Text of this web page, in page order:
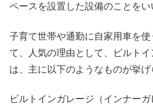
ペースを設置した設備のことをい
子育て世帯や通勤に自家用車を
て、
人気の理由として、ビルト
は、主に以下のようなものが挙げ
ビルトインガレージ（インナー